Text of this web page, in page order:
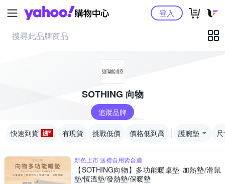
Yahoo購物中心登入
SOTHING 向物
追蹤品牌
快速到貨 有現貨 挑戰低價 價格低到高 護腕墊
新色上市 送禮自用皆合適
【SOTHING向物】多功能暖桌墊 加熱墊/滑鼠
墊/恆溫墊/發熱墊/保暖墊